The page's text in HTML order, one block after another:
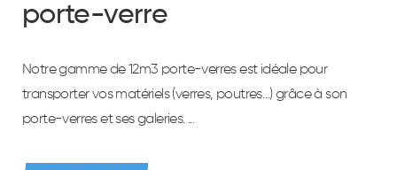
porte-verre
Notre gamme de 12m3 porte-verres est idéale pour
transporter vos matériels (verres, poutres…) grâce à son
porte-verres et ses galeries. ...